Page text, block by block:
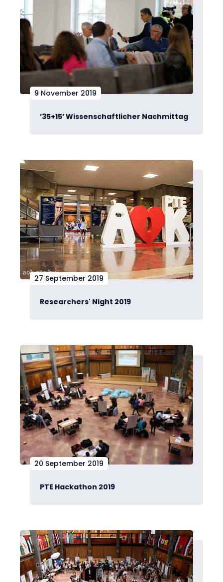
9 November 2019
’35+15’ Wissenschaftlicher Nachmittag
27 September 2019
Researchers' Night 2019
20 September 2019
PTE Hackathon 2019